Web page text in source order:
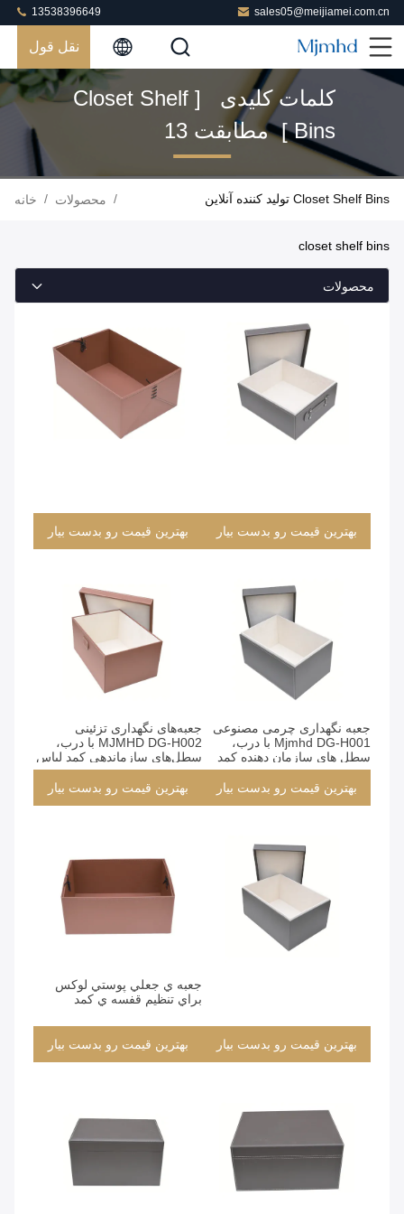
sales05@meijiamei.com.cn
13538396649
نقل قول
کلمات کلیدی [ Closet Shelf
Bins ] مطابقت 13
محصولات
خانه / محصولات / Closet Shelf Bins تولید کننده آنلاین
closet shelf bins
محصولات
بهترین قیمت رو بدست بیار بهترین قیمت رو بدست بیار
جعبه نگهداری چرمی مصنوعی
Mjmhd DG-H001 با درب،
سطل های سازمان دهنده کمد
تزئینی، نگهداری شیک دست
ساز برای کمد و خانه
بهترین قیمت رو بدست بیار
جعبه‌های نگهداری تزئینی
MJMHD DG-H002 با درب،
سطل‌های سازماندهی کمد لباس
از جنس چرم مصنوعی، نگهداری
شیک و دست‌ساز برای قفسه
کمد، قهوه‌ای​
بهترین قیمت رو بدست بیار
بهترین قیمت رو بدست بیار
جعبه ي جعلي پوستي لوکس
براي تنظيم قفسه ي کمد
بهترین قیمت رو بدست بیار